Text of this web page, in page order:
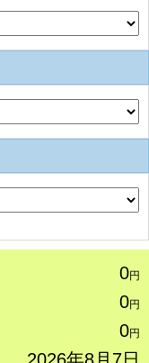
0円
0円
0円